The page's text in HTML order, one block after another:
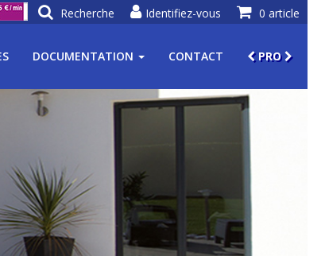
0 article
Identifiez-vous
Recherche
DOCUMENTATION CONTACT PRO